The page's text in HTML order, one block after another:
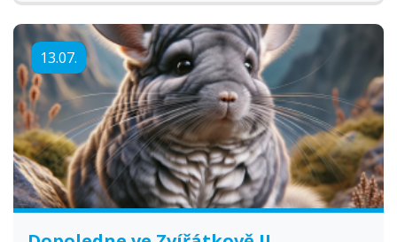
kondici hráče. Každý hráč potřebuje konkrétní předepsanou
uniformu, vybavení a námi přidělené bezpečnostní
pomůcky. Strava a pití je v ceně tábora. Podrobnosti
můžete konzultovat přes email: sima@ddmpisek.cz.
13.07.